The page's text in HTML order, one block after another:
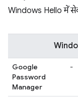
Windows Hello में
Google
Password
Manager
-